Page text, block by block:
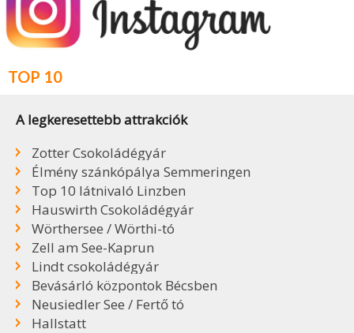
TOP 10
A legkeresettebb attrakciók
Zotter Csokoládégyár
Élmény szánkópálya Semmeringen
Top 10 látnivaló Linzben
Hauswirth Csokoládégyár
Wörthersee / Wörthi-tó
Zell am See-Kaprun
Lindt csokoládégyár
Bevásárló központok Bécsben
Neusiedler See / Fertő tó
Hallstatt